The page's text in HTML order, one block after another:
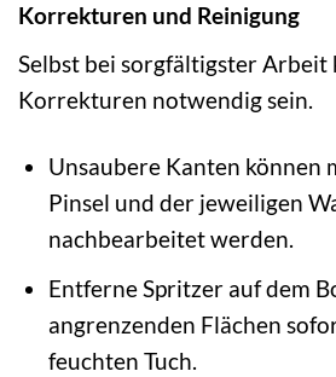
Korrekturen und Reinigung
Selbst bei sorgfältigster Arbeit
Korrekturen notwendig sein.
Unsaubere Kanten können
Pinsel und der jeweiligen
nachbearbeitet werden.
Entferne Spritzer auf dem
angrenzenden Flächen
feuchten Tuch.